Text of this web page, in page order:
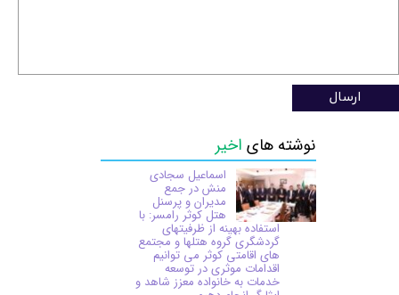
ارسال
نوشته های اخیر
اسماعیل سجادی
منش در جمع
مدیران و پرسنل
هتل کوثر رامسر: با
استفاده بهینه از ظرفیتهای
گردشگری گروه هتلها و مجتمع
های اقامتی کوثر می توانیم
اقدامات موثری در توسعه
خدمات به خانواده معزز شاهد و